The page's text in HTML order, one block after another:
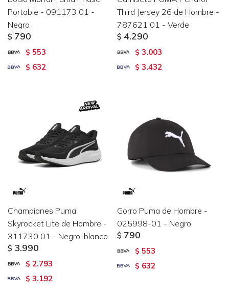
Portable - 091173 01 -
Negro
$ 790
$ 553
$ 632
Third Jersey 26 de Hombre -
787621 01 - Verde
$ 4.290
$ 3.003
$ 3.432
Championes Puma
Skyrocket Lite de Hombre -
311730 01 - Negro-blanco
$ 3.990
$ 2.793
$ 3.192
Gorro Puma de Hombre -
025998-01 - Negro
$ 790
$ 553
$ 632